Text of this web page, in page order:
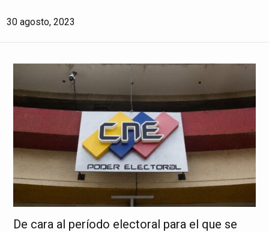
30 agosto, 2023
De cara al período electoral para el que se